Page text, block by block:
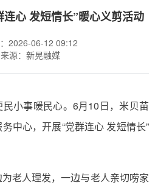
心 发短情长”暖心义剪活动
2026-06-12 09:12
源：新晃融媒
小事暖民心。6月10日，米贝苗
中心，开展“党群连心 发短情长”
老人理发，一边与老人亲切唠家